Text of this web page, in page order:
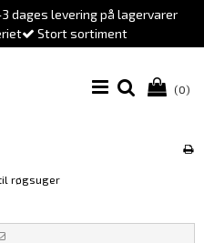
dages levering på lagervarer
Stort sortiment
(0)
røgsuger